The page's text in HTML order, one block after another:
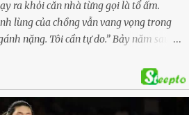
ra khỏi căn nhà từng gọi là tổ ấm.
lùng của chồng vẫn vang vọng trong
nặng. Tôi cần tự do.” Bảy năm sau,
lưỡng để người đàn ông phản bội ấy
năm 2018, cái lạnh len lỏi qua từng
căn biệt thự sang trọng ở phố Tây Hồ,